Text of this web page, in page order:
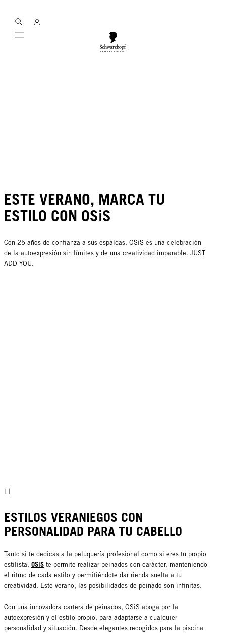
Mobile navigation
ESTE VERANO, MARCA TU
ESTILO CON OSiS
Con 25 años de confianza a sus espaldas, OSiS es una celebración
de la autoexpresión sin límites y de una creatividad imparable. JUST
ADD YOU.
ESTILOS VERANIEGOS CON
PERSONALIDAD PARA TU CABELLO
Tanto si te dedicas a la peluquería profesional como si eres tu propio
estilista, OSiS te permite realizar peinados con carácter, manteniendo
el ritmo de cada estilo y permitiéndote dar rienda suelta a tu
creatividad. Este verano, las posibilidades de peinado son infinitas.
Con una innovadora cartera de peinados, OSiS aboga por la
autoexpresión y el estilo propio, para adaptarse a cualquier
personalidad y situación. Desde elegantes recogidos para la piscina